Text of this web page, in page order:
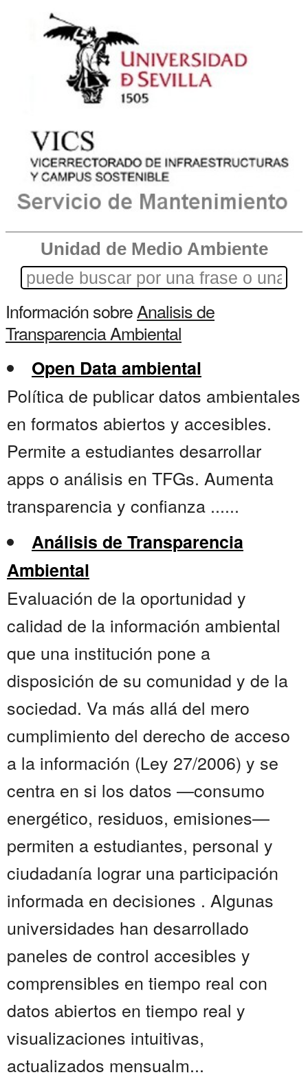
Unidad de Medio Ambiente
Información sobreAnalisis de
Transparencia Ambiental
Open Data ambiental
Política de publicar datos ambientales
en formatos abiertos y accesibles.
Permite a estudiantes desarrollar
apps o análisis en TFGs. Aumenta
transparencia y confianza ......
Análisis de Transparencia
Ambiental
Evaluación de la oportunidad y
calidad de la información ambiental
que una institución pone a
disposición de su comunidad y de la
sociedad. Va más allá del mero
cumplimiento del derecho de acceso
a la información (Ley 27/2006) y se
centra en si los datos —consumo
energético, residuos, emisiones—
permiten a estudiantes, personal y
ciudadanía lograr una participación
informada en decisiones . Algunas
universidades han desarrollado
paneles de control accesibles y
comprensibles en tiempo real con
datos abiertos en tiempo real y
visualizaciones intuitivas,
actualizados mensualm...